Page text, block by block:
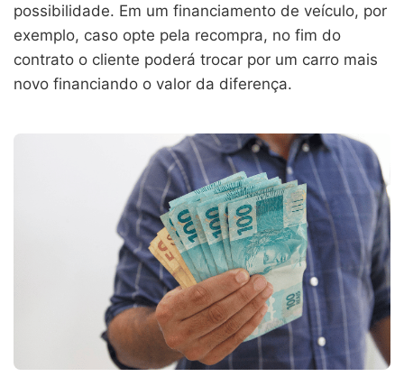
possibilidade. Em um financiamento de veículo, por
exemplo, caso opte pela recompra, no fim do
contrato o cliente poderá trocar por um carro mais
novo financiando o valor da diferença.